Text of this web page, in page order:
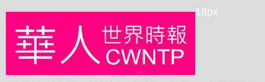
18px